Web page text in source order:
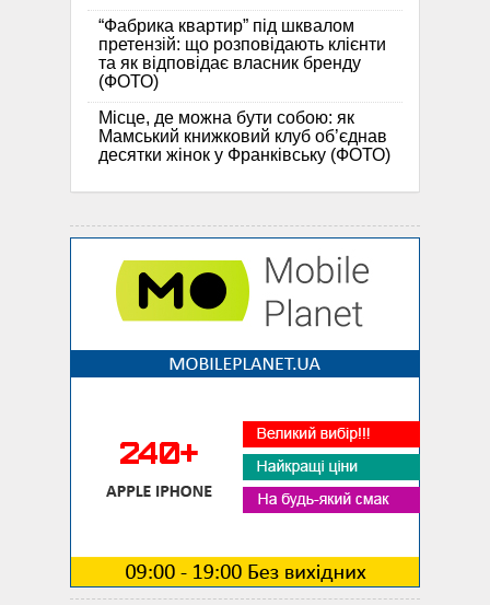
“Фабрика квартир” під шквалом
претензій: що розповідають клієнти
та як відповідає власник бренду
(ФОТО)
Місце, де можна бути собою: як
Мамський книжковий клуб об’єднав
десятки жінок у Франківську (ФОТО)